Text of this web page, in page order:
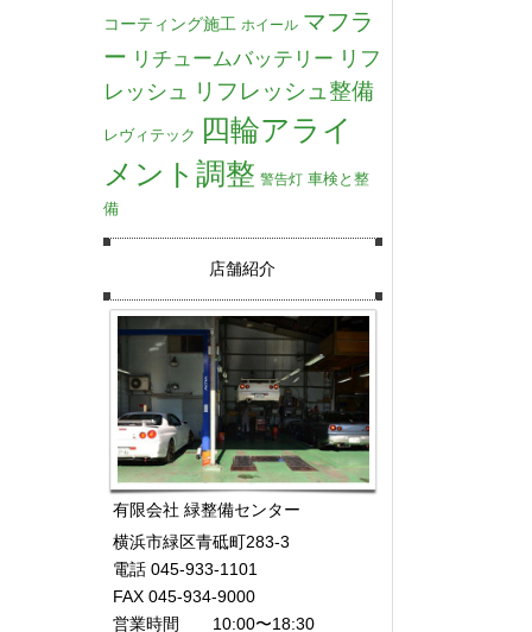
コーティング施工 ホイール マフラ
ー リチュームバッテリー リフ
レッシュ
リフレッシュ整備
レヴィテック 四輪アライ
メント調整 警告灯 車検と整
備
店舗紹介
有限会社 緑整備センター
横浜市緑区青砥町283-3
電話 045-933-1101
FAX 045-934-9000
営業時間 10:00〜18:30